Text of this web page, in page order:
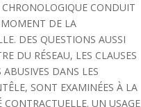
CONDUIT
MOMENT DE LA
DES QUESTIONS AUSSI
DU RÉSEAU, LES CLAUSES
DANS LES
SONT EXAMINÉES À LA
UN USAGE